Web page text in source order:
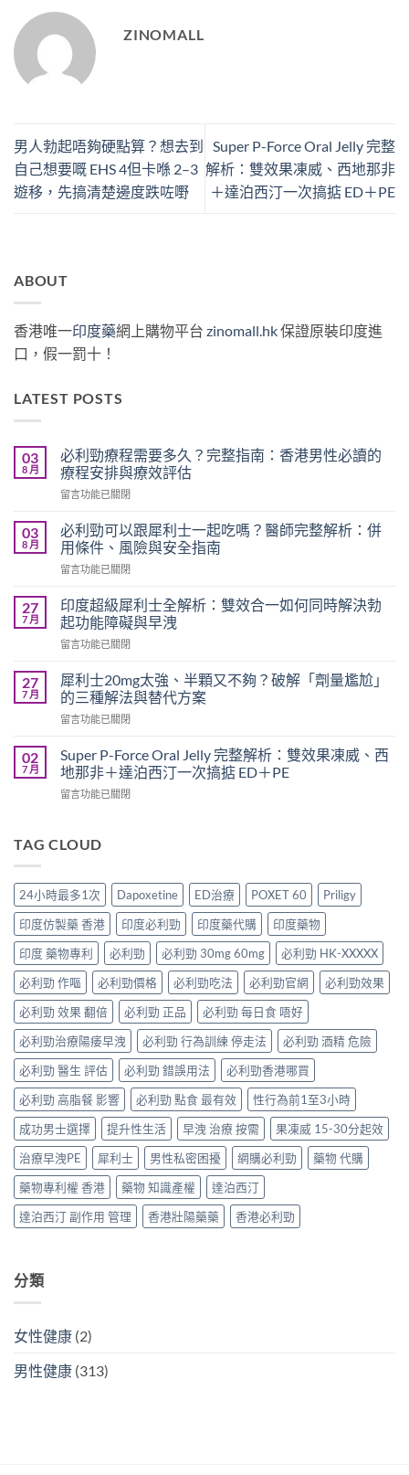
ZINOMALL
男人勃起唔夠硬點算？想去到
自己想要嘅 EHS 4但卡喺 2–3
遊移，先搞清楚邊度跌咗嘢
Super P-Force Oral Jelly 完整
解析：雙效果凍威、西地那非
＋達泊西汀一次搞掂 ED＋PE
ABOUT
香港唯一印度藥網上購物平台 zinomall.hk保證原裝印度進
口，假一罰十！
LATEST POSTS
03
8 月
必利勁療程需要多久？完整指南：香港男性必讀的
療程安排與療效評估
在
利
勁
療
程
要
多
久？
完
指
南：
港
性
必
讀
安
與
療
效
評
估〉
中
留言功能已關閉
03
8 月
必利勁可以跟犀利士一起吃嗎？醫師完整解析：併
用條件、風險與安全指南
在
利
勁
可
以
犀
利
士
一
吃
嗎？
師
解
用
條
件、
風
險
與
安
全
指
南〉
中
留言功能已關閉
27
7 月
印度超級犀利士全解析：雙效合一如何同時解決勃
起功能障礙與早洩
在
度
超
級
犀
士
全
解
析：
合
何
同
時
解
決
勃
起
功
能
障
礙
與
早
洩〉
中
留言功能已關閉
27
7 月
犀利士20mg太強、半顆又不夠？破解「劑量尷尬」
的三種解法與替代方案
在
利
士
20mg
太
顆
夠？
破
解
「劑
量
尷
尬」
的
三
種
解
法
與
替
代
方
案〉
中
留言功能已關閉
02
7 月
Super P-Force Oral Jelly 完整解析：雙效果凍威、西
地那非＋達泊西汀一次搞掂 ED＋PE
在
Force
完
整
解
析：
雙
效
果
凍
威、
西
地
那
非
＋
達
泊
西
汀
一
次
搞
掂
ED
留言功能已關閉
TAG CLOUD
24小時最多1次 Dapoxetine ED治療 POXET 60
Priligy
印度仿製藥 香港
印度必利勁 印度藥代購
印度藥物
印度 藥物專利
必利勁 必利勁 30mg 60mg
必利勁 HK-XXXXX
必利勁 作嘔
必利勁價格 必利勁吃法 必利勁官網
必利勁效果
必利勁 效果 翻倍
必利勁 正品
必利勁 每日食 唔好
必利勁治療陽痿早洩
必利勁 行為訓練 停走法
必利勁 酒精 危險
必利勁 醫生 評估
必利勁 錯誤用法
必利勁香港哪買
必利勁 高脂餐 影響
必利勁 點食 最有效
性行為前1至3小時
成功男士選擇
提升性生活 早洩 治療 按需
果凍威 15-30分起效
治療早洩PE
犀利士 男性私密困擾 網購必利勁
藥物 代購
藥物專利權 香港
藥物 知識產權
達泊西汀
達泊西汀 副作用 管理
香港壯陽藥藥 香港必利勁
分類
女性健康 (2)
男性健康 (313)